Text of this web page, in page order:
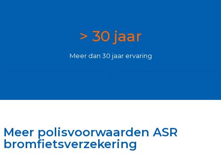
> 30 jaar
Meer dan 30 jaar ervaring
Meer polisvoorwaarden ASR
bromfietsverzekering